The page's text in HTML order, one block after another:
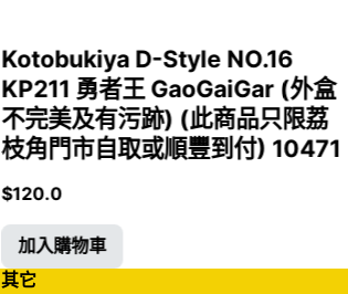
Kotobukiya D-Style NO.16
KP211 勇者王 GaoGaiGar (外盒
不完美及有污跡) (此商品只限荔
枝角門市自取或順豐到付) 10471
$120.0
加入購物車
其它